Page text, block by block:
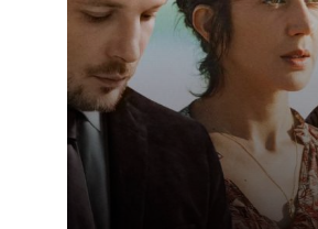
Réalisé par Pauline Brunner